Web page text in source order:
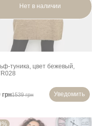
Нет в наличии
туника, цвет бежевый,
грн1539 грн Уведомить